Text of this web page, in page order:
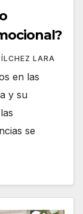
LARA
en las
y su
se